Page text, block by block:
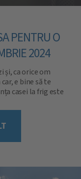
PENTRU O
2024
și, ca orice om
e bine să te
casei la frig este
[…] [...]